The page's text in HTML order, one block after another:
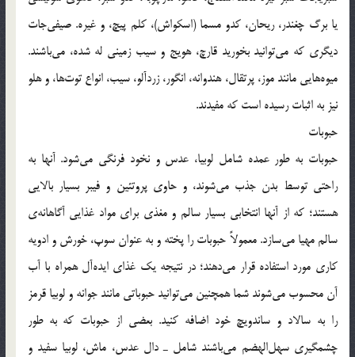
یا برگ چغندر، ریحان، کدو مسما (اسکواش)، کلم پیچ، و غیره. صیفی‌جات
دیگری که می‌توانید بخورید قارچ، هویج و سیب زمینی له شده، می‌باشند.
میوه‌هایی مانند موز، پرتقال، هندوانه، انگور، زردآلو، سیب، انواع توت‌ها، و هلو
نیز به اثبات رسیده است که مفیدند.
حبوبات
حبوبات به طور عمده شامل لوبیا، عدس و نخود فرنگی می‌شود. آنها به
راحتی توسط بدن جذب می‌شوند، و حاوی پروتئین و فیبر بسیار بالایی
هستند؛ که از آنها انتخابی بسیار سالم و مغذی برای مواد غذایی آگاهانه‌ی
سالم مهیا می‌سازد. معمولاً حبوبات را پخته و به عنوان سوپ، خورش و ادویه
کاری مورد استفاده قرار می‌‌دهند؛ در نتیجه یک غذای ایده‌آل همراه با آب
آن محسوب می‌شوند شما همچنین می‌توانید حبوباتی مانند جوانه و لوبیا قرمز
را به سالاد و ساندویچ خود اضافه کنید. بعضی از حبوبات که به طور
چشمگیری سهل‌الهضم می‌باشند شامل ـ دال عدس، ماش، لوبیا سفید و